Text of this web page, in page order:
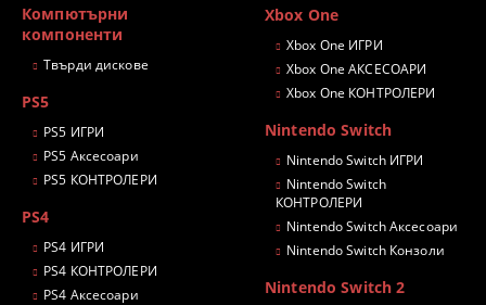
Компютърни
компоненти
Твърди дискове
PS5
PS5 ИГРИ
PS5 Аксесоари
PS5 КОНТРОЛЕРИ
PS4
PS4 ИГРИ
PS4 КОНТРОЛЕРИ
PS4 Аксесоари
Xbox One
Xbox One ИГРИ
Xbox One АКСЕСОАРИ
Xbox One КОНТРОЛЕРИ
Nintendo Switch
Nintendo Switch ИГРИ
Nintendo Switch
КОНТРОЛЕРИ
Nintendo Switch Аксесоари
Nintendo Switch Конзоли
Nintendo Switch 2